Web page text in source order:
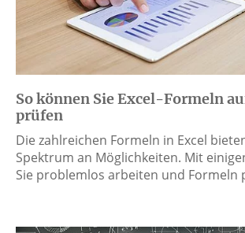
So können Sie Excel-Formeln
prüfen
Die zahlreichen Formeln in Excel
Spektrum an Möglichkeiten. Mit
Sie problemlos arbeiten und Formeln